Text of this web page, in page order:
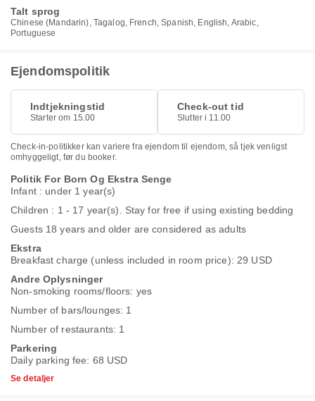
Talt sprog
Chinese (Mandarin), Tagalog, French, Spanish, English, Arabic,
Portuguese
Ejendomspolitik
Indtjekningstid
Starter om 15.00
Check-out tid
Slutter i 11.00
Check-in-politikker kan variere fra ejendom til ejendom, så tjek venligst
omhyggeligt, før du booker.
Politik For Born Og Ekstra Senge
Infant : under 1 year(s)
Children : 1 - 17 year(s). Stay for free if using existing bedding
Guests 18 years and older are considered as adults
Ekstra
Breakfast charge (unless included in room price): 29 USD
Andre Oplysninger
Non-smoking rooms/floors: yes
Number of bars/lounges: 1
Number of restaurants: 1
Parkering
Daily parking fee: 68 USD
Se detaljer